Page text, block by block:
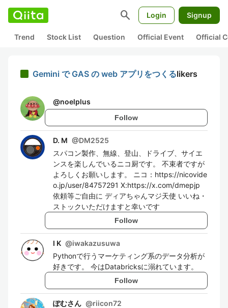
search Login Signup
Trend Stock List Question Official Event Official
Gemini で GAS の web アプリをつくるlikers
@noelplus
Follow
D. M @DM2525
スパコン製作、無線、登山、ドライブ、サイエ
ンスを楽しんでいるニコ厨です。 不束者ですが
よろしくお願いします。 ニコ：https://nicovide
o.jp/user/84757291 X:https://x.com/dmepjp
依頼等ご自由に ディアちゃんマジ天使 いいね・
ストックいただけますと幸いです
Follow
I K @iwakazusuwa
Pythonで行うマーケティング系のデータ分析が
好きです。 今はDatabricksに溺れています。
Follow
ぽむさん @riicon72